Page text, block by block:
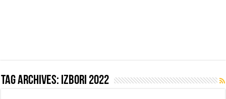
Tag Archives: izbori 2022